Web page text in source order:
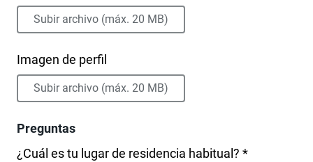
Subir archivo (máx. 20 MB)
Imagen de perfil
Subir archivo (máx. 20 MB)
Preguntas
¿Cuál es tu lugar de residencia habitual? *